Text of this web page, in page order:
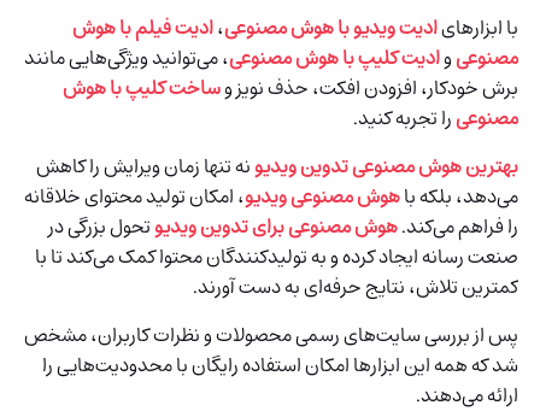
با ابزارهایادیت ویدیو با هوش مصنوعی،ادیت فیلم با هوش
مصنوعیوادیت کلیپ با هوش مصنوعی، می‌توانید ویژگی‌هایی مانند
برش خودکار، افزودن افکت، حذف نویز وساخت کلیپ با هوش
مصنوعیرا تجربه کنید.
بهترین هوش مصنوعی تدوین ویدیونه تنها زمان ویرایش را کاهش
می‌دهد، بلکه باهوش مصنوعی ویدیو، امکان تولید محتوای خلاقانه
را فراهم می‌کند.هوش مصنوعی برای تدوین ویدیوتحول بزرگی در
صنعت رسانه ایجاد کرده و به تولیدکنندگان محتوا کمک می‌کند تا با
کمترین تلاش، نتایج حرفه‌ای به دست آورند.
پس از بررسی سایت‌های رسمی محصولات و نظرات کاربران، مشخص
شد که همه این ابزارها امکان استفاده رایگان با محدودیت‌هایی را
ارائه می‌دهند.